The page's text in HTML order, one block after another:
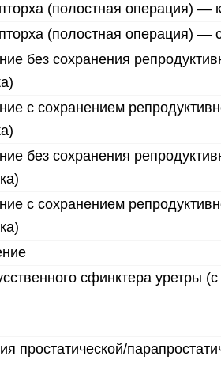
(полостная операция) — к
(полостная операция) —
без сохранения
с сохранением
без сохранения
с сохранением
сфинктера уретры (с
простатической/